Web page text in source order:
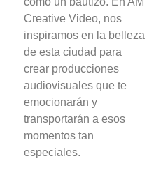
Creative Video, nos
inspiramos en la belleza
de esta ciudad para
crear producciones
audiovisuales que te
emocionarán y
transportarán a esos
momentos tan
especiales.